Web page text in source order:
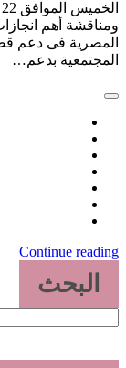
ومناقشة أهم
المصرية فى دعم
المجتمعية بدعم…
Continue reading
البحث